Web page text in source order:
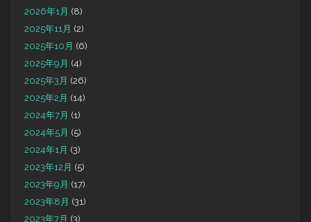
2026年1月 (8)
2025年11月 (2)
2025年10月 (6)
2025年9月 (4)
2025年3月 (26)
2025年2月 (14)
2024年7月 (1)
2024年5月 (5)
2024年1月 (3)
2023年12月 (5)
2023年9月 (17)
2023年8月 (31)
2023年7月 (3)